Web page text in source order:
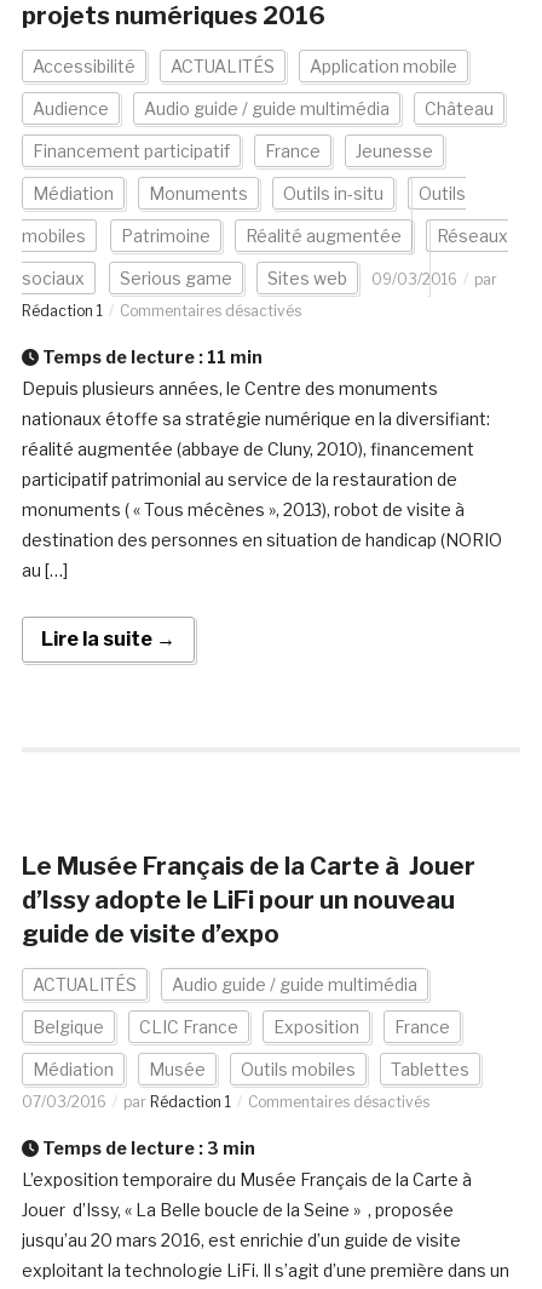
projets numériques 2016
Accessibilité ACTUALITÉS Application mobile
Audience Audio guide / guide multimédia Château
Financement participatif France Jeunesse
Médiation Monuments Outils in-situ Outils
mobiles Patrimoine Réalité augmentée Réseaux
sociaux Serious game Sites web 09/03/2016
par
Rédaction 1
Commentaires désactivés
Temps de lecture : 11 min
Depuis plusieurs années, le Centre des monuments
nationaux étoffe sa stratégie numérique en la diversifiant:
réalité augmentée (abbaye de Cluny, 2010), financement
participatif patrimonial au service de la restauration de
monuments ( « Tous mécènes », 2013), robot de visite à
destination des personnes en situation de handicap (NORIO
au […]
Lire la suite →
Le Musée Français de la Carte à Jouer
d’Issy adopte le LiFi pour un nouveau
guide de visite d’expo
ACTUALITÉS Audio guide / guide multimédia
Belgique CLIC France Exposition France
Médiation Musée Outils mobiles Tablettes
07/03/2016 par Rédaction 1 Commentaires désactivés
Temps de lecture : 3 min
L’exposition temporaire du Musée Français de la Carte à
Jouer d’Issy, « La Belle boucle de la Seine » , proposée
jusqu’au 20 mars 2016, est enrichie d’un guide de visite
exploitant la technologie LiFi. Il s’agit d’une première dans un